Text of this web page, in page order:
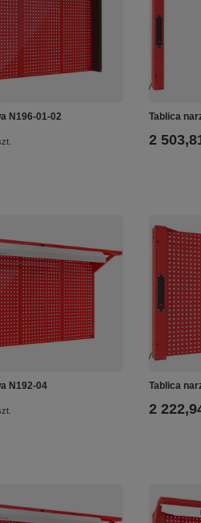
N196-01-02 Tablica
2
N192-04 Tablica
2